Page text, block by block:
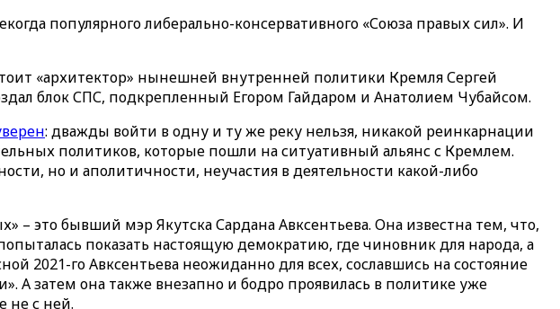
популярного либерально-консервативного «Союза правых сил». И
«архитектор» нынешней внутренней политики Кремля Сергей
блок СПС, подкрепленный Егором Гайдаром и Анатолием Чубайсом.
: дважды войти в одну и ту же реку нельзя, никакой реинкарнации
политиков, которые пошли на ситуативный альянс с Кремлем.
но и аполитичности, неучастия в деятельности какой-либо
– это бывший мэр Якутска Сардана Авксентьева. Она известна тем, что,
показать настоящую демократию, где чиновник для народа, а
2021-го Авксентьева неожиданно для всех, сославшись на состояние
А затем она также внезапно и бодро проявилась в политике уже
не с ней.